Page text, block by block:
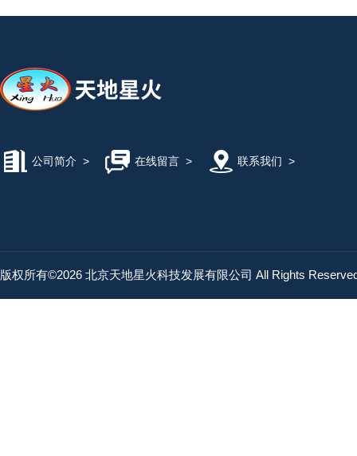
公司简介 > 在线留言> 联系我们 >
版权所有©2026 北京天地星火科技发展有限公司 All Rights